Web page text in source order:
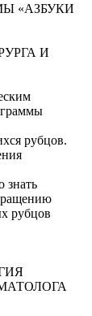
«АЗБУКИ
И
рубцов.
знать
рубцов